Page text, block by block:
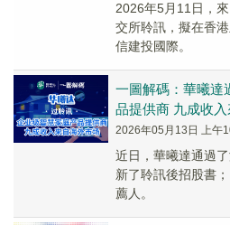
2026年5月11日，
交所聆訊，擬在香
信建投國際。
一圖解碼：華曦達
品提供商 九成收
2026年05月13日 上午
近日，華曦達通過
新了聆訊後招股書
薦人。